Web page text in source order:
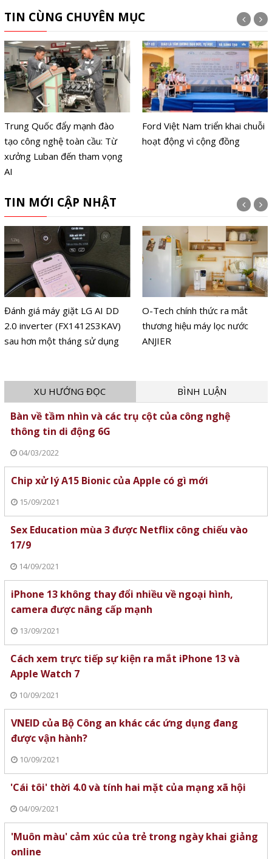
TIN CÙNG CHUYÊN MỤC
Trung Quốc đẩy mạnh đào
tạo công nghệ toàn cầu: Từ
xưởng Luban đến tham vọng
AI
Ford Việt Nam triển khai chuỗi
hoạt động vì cộng đồng
TIN MỚI CẬP NHẬT
Đánh giá máy giặt LG AI DD
2.0 inverter (FX1412S3KAV)
sau hơn một tháng sử dụng
O-Tech chính thức ra mắt
thương hiệu máy lọc nước
ANJIER
XU HƯỚNG ĐỌC BÌNH LUẬN
Bàn về tầm nhìn và các trụ cột của công nghệ
thông tin di động 6G
04/03/2022
Chip xử lý A15 Bionic của Apple có gì mới
15/09/2021
Sex Education mùa 3 được Netflix công chiếu vào
17/9
14/09/2021
iPhone 13 không thay đổi nhiều về ngoại hình,
camera được nâng cấp mạnh
13/09/2021
Cách xem trực tiếp sự kiện ra mắt iPhone 13 và
Apple Watch 7
10/09/2021
VNEID của Bộ Công an khác các ứng dụng đang
được vận hành?
10/09/2021
'Cái tôi' thời 4.0 và tính hai mặt của mạng xã hội
04/09/2021
'Muôn màu' cảm xúc của trẻ trong ngày khai giảng
online